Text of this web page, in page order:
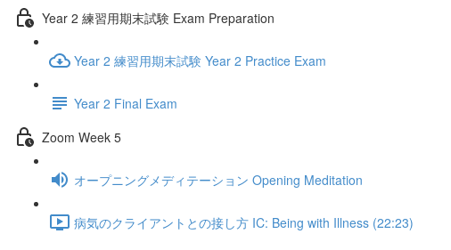
Year 2 練習用期末試験 Exam Preparation
Year 2 練習用期末試験 Year 2 Practice Exam
Year 2 Final Exam
Zoom Week 5
オープニングメディテーション Opening Meditation
病気のクライアントとの接し方 IC: Being with Illness (22:23)